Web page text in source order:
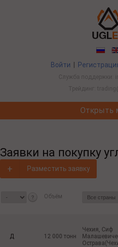
Войти
Служба поддержки:
Трейдинг:
Открыть
Заявки на покупку
+ Разместить заявку
Объём
Д 12 000 тонн
Чехия, Сиф